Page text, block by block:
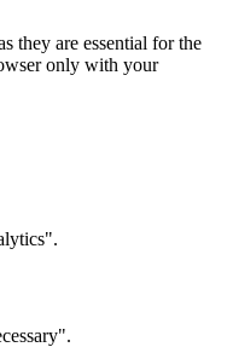
they are essential for the
only with your